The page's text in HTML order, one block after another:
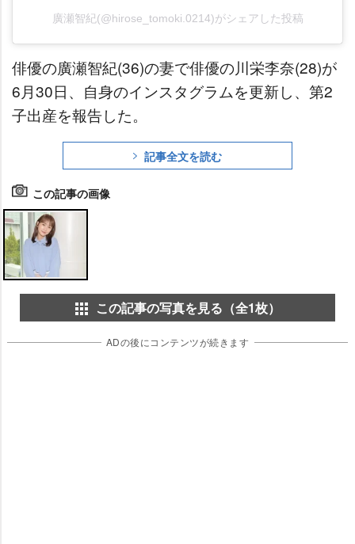
廣瀬智紀(@hirose_tomoki.0214)がシェアした投稿
俳優の廣瀬智紀(36)の妻で俳優の川栄李奈(28)が
6月30日、自身のインスタグラムを更新し、第2
子出産を報告した。
記事全文を読む
この記事の画像
この記事の写真を見る（全1枚）
ADの後にコンテンツが続きます